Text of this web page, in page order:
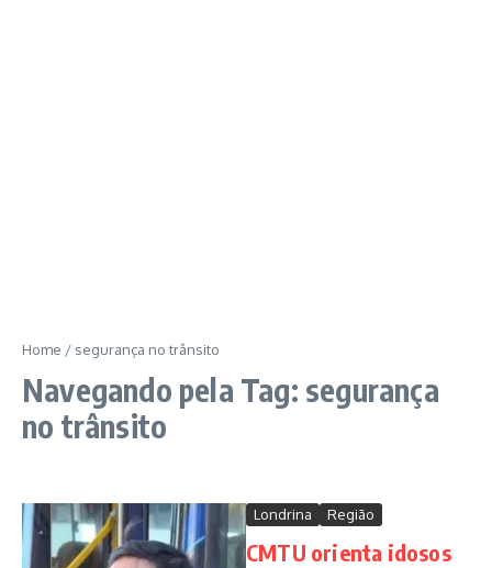
Home / segurança no trânsito
Navegando pela Tag: segurança
no trânsito
Londrina Região
CMTU orienta idosos